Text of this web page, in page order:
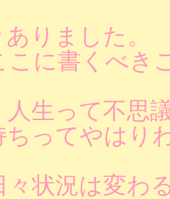
りました。
こに書くべき
人生って不思
ちってやはり
々状況は変わ